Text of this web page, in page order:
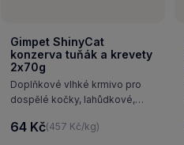
Gimpet ShinyCat
konzerva tuňák a krevety
2x70g
Doplňkové vlhké krmivo pro
dospělé kočky, lahůdkové,
obsahující pouze přírodní
64 Kč(457 Kč/kg)